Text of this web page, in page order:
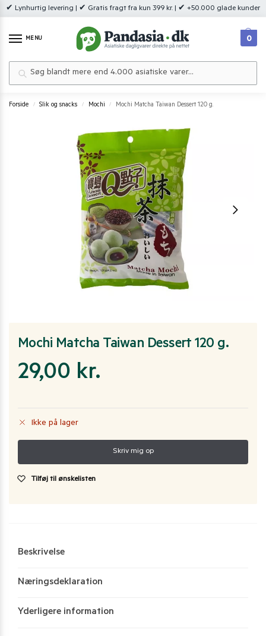
✔ Lynhurtig levering | ✔ Gratis fragt fra kun 399 kr. | ✔ +50.000 glade kunder
MENU 0
Forside / Slik og snacks / Mochi / Mochi Matcha Taiwan Dessert 120 g.
Mochi Matcha Taiwan Dessert 120 g.
29,00 kr.
Ikke på lager
Tilføj til ønskelisten
Beskrivelse
Næringsdeklaration
Yderligere information